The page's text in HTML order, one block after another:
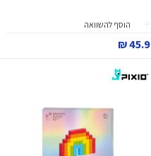
הוסף להשוואה
45.9 ₪